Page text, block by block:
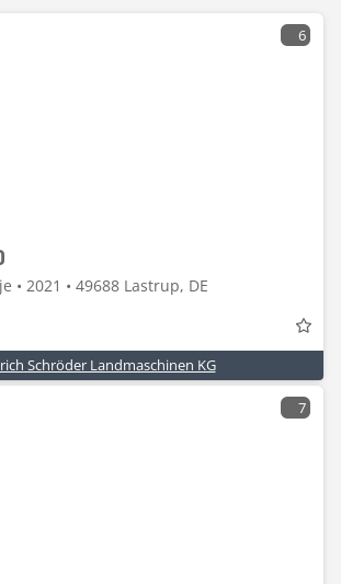
6
• 2021 • 49688 Lastrup, DE
Schröder Landmaschinen KG
7